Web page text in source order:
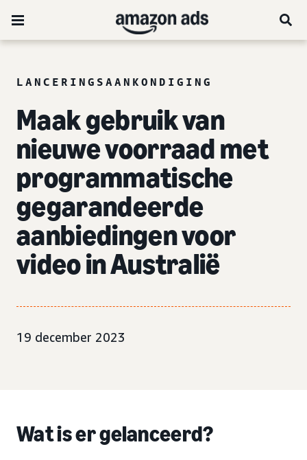
LANCERINGSAANKONDIGING
Maak gebruik van
nieuwe voorraad met
programmatische
gegarandeerde
aanbiedingen voor
video in Australië
19 december 2023
Wat is er gelanceerd?